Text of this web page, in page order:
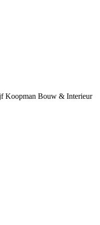
Koopman Bouw & Interieur